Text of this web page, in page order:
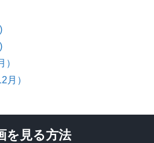
月）
を見る方法